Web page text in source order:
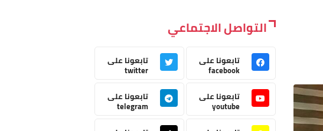
التواصل الاجتماعي
تابعونا على
facebook
تابعونا على
twitter
تابعونا على
youtube
تابعونا على
telegram